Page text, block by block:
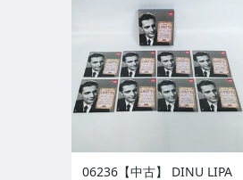
06236【中古】 DINU LIPA